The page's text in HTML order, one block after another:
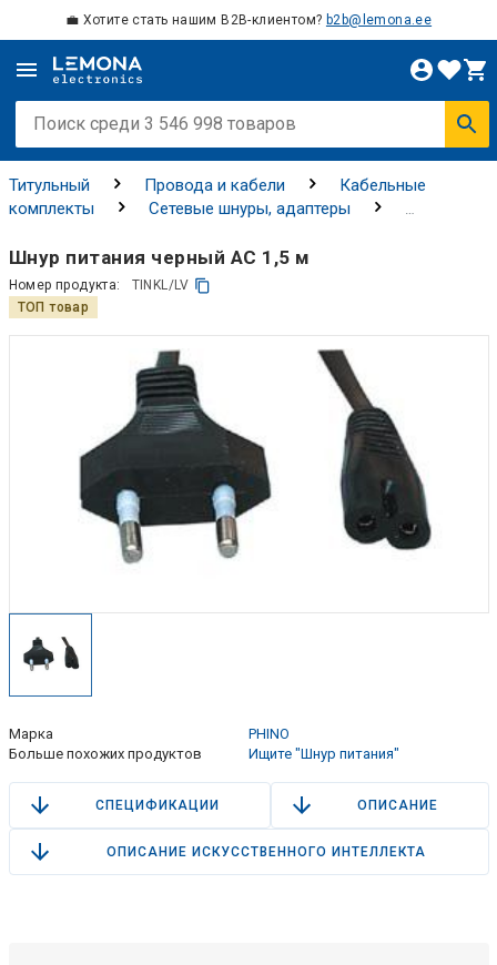
💼 Хотите стать нашим B2B-клиентом? b2b@lemona.ee
Титульный Провода и кабели
Кабельные
комплекты
Сетевые шнуры, адаптеры
Шнур питания черный AC 1,5 м
Номер продукта:
TINKL/LV
ТОП товар
Марка
PHINO
Больше похожих продуктов
Ищите "Шнур питания"
СПЕЦИФИКАЦИИ ОПИСАНИЕ
ОПИСАНИЕ ИСКУССТВЕННОГО ИНТЕЛЛЕКТА